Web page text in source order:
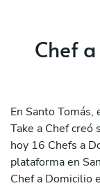
Chef
En Santo
Take a Chef
hoy 16 Chefs a
plataforma en
Chef a Domicilio